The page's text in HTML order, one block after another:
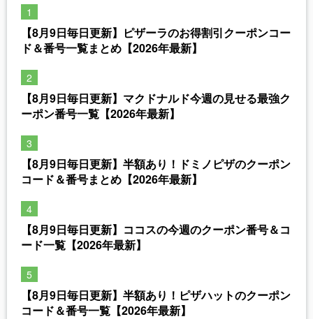
【8月9日毎日更新】ピザーラのお得割引クーポンコー
ド＆番号一覧まとめ【2026年最新】
【8月9日毎日更新】マクドナルド今週の見せる最強ク
ーポン番号一覧【2026年最新】
【8月9日毎日更新】半額あり！ドミノピザのクーポン
コード＆番号まとめ【2026年最新】
【8月9日毎日更新】ココスの今週のクーポン番号＆コ
ード一覧【2026年最新】
【8月9日毎日更新】半額あり！ピザハットのクーポン
コード＆番号一覧【2026年最新】